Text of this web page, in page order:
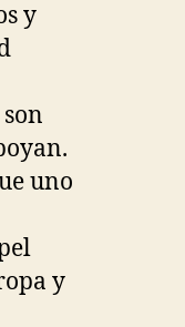
y
uno
y